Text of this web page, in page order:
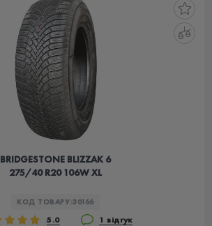
BRIDGESTONE BLIZZAK 6
275/40 R20 106W XL
КОД ТОВАРУ:30166
5.0 1 відгук